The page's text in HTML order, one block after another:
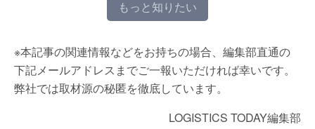
もっと知りたい
※本記事の関連情報などをお持ちの場合、編集部直通の
下記メールアドレスまでご一報いただければ幸いです。
弊社では取材源の秘匿を徹底しています。
LOGISTICS TODAY編集部